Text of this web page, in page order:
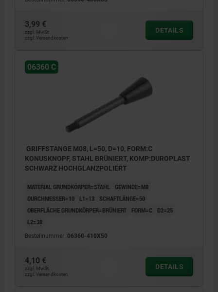
3,99 €
zzgl. MwSt.
zzgl. Versandkosten
DETAILS
06360 C
GRIFFSTANGE M08, L=50, D=10, FORM:C
KONUSKNOPF, STAHL BRÜNIERT, KOMP:DUROPLAST
SCHWARZ HOCHGLANZPOLIERT
MATERIAL GRUNDKÖRPER=STAHL
GEWINDE=M8
DURCHMESSER=10
L1=13
SCHAFTLÄNGE=50
OBERFLÄCHE GRUNDKÖRPER=BRÜNIERT
FORM=C
D2=25
L2=38
Bestellnummer: 06360-410X50
4,10 €
zzgl. MwSt.
zzgl. Versandkosten
DETAILS